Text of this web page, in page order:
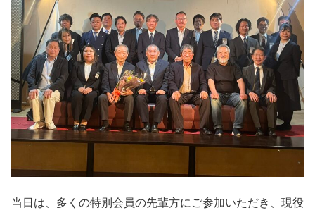
当日は、多くの特別会員の先輩方にご参加いただき、現役